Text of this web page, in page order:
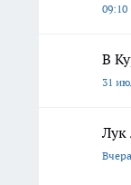
09:10
В
31
Лук
Вчера